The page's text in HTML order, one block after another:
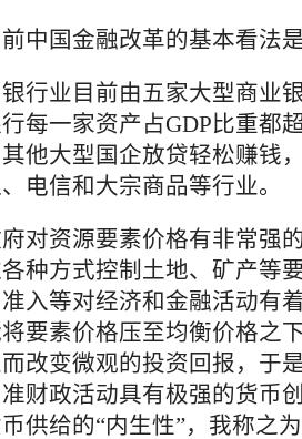
国金融改革的基本看法
业目前由五家大型商业
每一家资产占GDP比重都
他大型国企放贷轻松赚钱
电信和大宗商品等行业。
资源要素价格有非常强
种方式控制土地、矿产等
入等对经济和金融活动有
要素价格压至均衡价格之
改变微观的投资回报，于
财政活动具有极强的货币
供给的“内生性”，我称之